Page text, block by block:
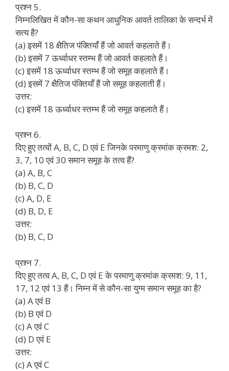
प्रश्न 5.
निम्नलिखित में कौन-सा कथन आधुनिक आवर्त तालिका के सन्दर्भ में
सत्य है?
(a) इसमें 18 क्षैतिज पंक्तियाँ हैं जो आवर्त कहलाते हैं।
(b) इसमें 7 ऊर्ध्वाधर स्तम्भ हैं जो आवर्त कहलाते हैं।
(c) इसमें 18 ऊर्ध्वाधर स्तम्भ हैं जो समूह कहलाते हैं।
(d) इसमें 7 क्षैतिज पंक्तियाँ हैं जो समूह कहलाती हैं।
उत्तर:
(c) इसमें 18 ऊर्ध्वाधर स्तम्भ हैं जो समूह कहलाते हैं।
प्रश्न 6.
दिए हुए तत्वों A, B, C, D एवं E जिनके परमाणु क्रमांक क्रमश: 2,
3, 7, 10 एवं 30 समान समूह के तत्व हैं?
(a) A, B, C
(b) B, C, D
(c) A, D, E
(d) B, D, E
उत्तर:
(b) B, C, D
प्रश्न 7.
दिए हुए तत्व A, B, C, D एवं E के परमाणु क्रमांक क्रमश: 9, 11,
17, 12 एवं 13 हैं। निम्न में से कौन-सा युग्म समान समूह का है?
(a) A एवं B
(b) B एवं D
(c) A एवं C
(d) D एवं E
उत्तर:
(c) A एवं C